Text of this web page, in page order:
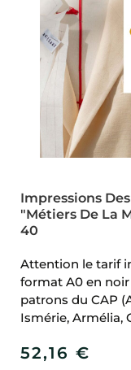
Impressions
"Métiers De La
40
Attention le tarif
format A0 en noir
patrons du CAP
Ismérie, Armélia,
52,16 €